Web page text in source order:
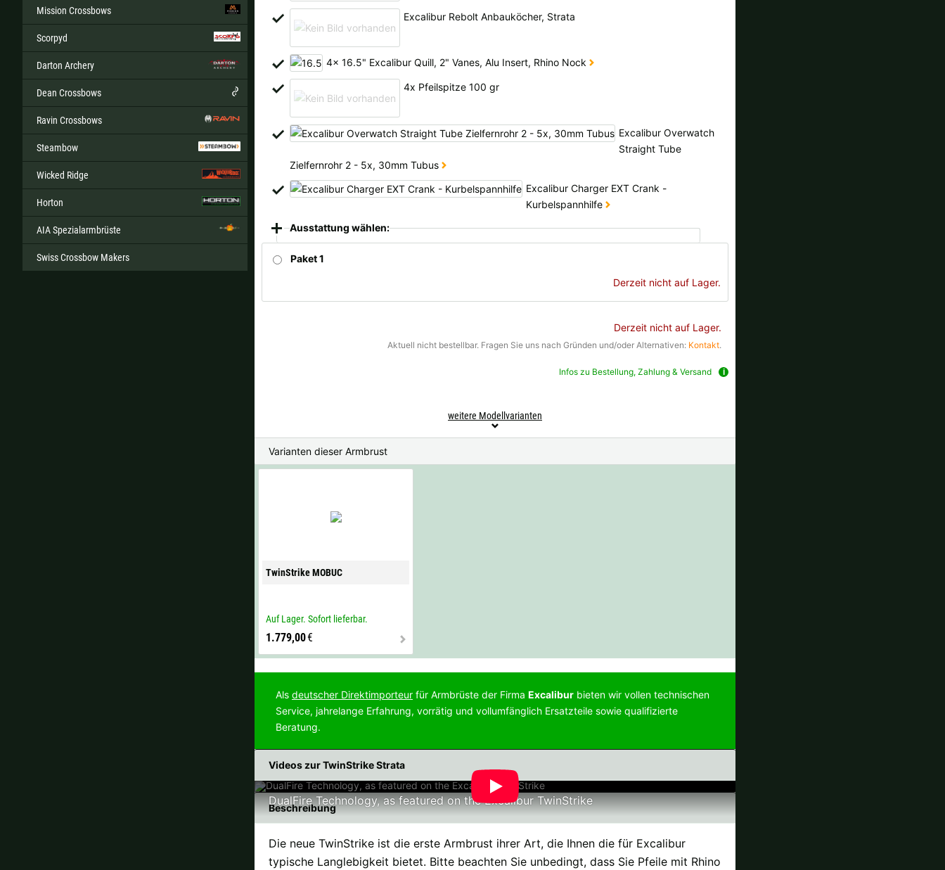
Mission Crossbows
Scorpyd
Darton Archery
Dean Crossbows
Ravin Crossbows
Steambow
Wicked Ridge
Horton
AIA Spezialarmbrüste
Swiss Crossbow Makers
Excalibur Rebolt Anbauköcher, Strata
4x 16.5" Excalibur Quill, 2" Vanes, Alu Insert, Rhino Nock
4x Pfeilspitze 100 gr
Excalibur Overwatch
Straight Tube
Zielfernrohr 2 - 5x, 30mm Tubus
Excalibur Charger EXT Crank -
Kurbelspannhilfe
Ausstattung wählen:
Paket 1
Derzeit nicht auf Lager.
Derzeit nicht auf Lager.
Aktuell nicht bestellbar. Fragen Sie uns nach Gründen und/oder Alternativen: Kontakt.
Infos zu Bestellung, Zahlung & Versand
weitere Modellvarianten
Varianten dieser Armbrust
TwinStrike MOBUC
Auf Lager. Sofort lieferbar.
1.779,00€
Als deutscher Direktimporteur für Armbrüste der Firma Excalibur bieten wir vollen technischen
Service, jahrelange Erfahrung, vorrätig und vollumfänglich Ersatzteile sowie qualifizierte
Beratung.
Videos zur TwinStrike Strata
DualFire Technology, as featured on the Excalibur TwinStrike
Beschreibung
Die neue TwinStrike ist die erste Armbrust ihrer Art, die Ihnen die für Excalibur
typische Langlebigkeit bietet. Bitte beachten Sie unbedingt, dass Sie Pfeile mit Rhino